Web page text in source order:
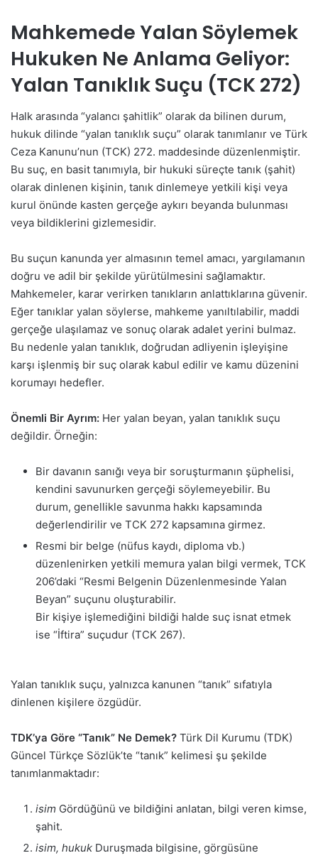
Mahkemede Yalan Söylemek
Hukuken Ne Anlama Geliyor:
Yalan Tanıklık Suçu (TCK 272)
Halk arasında “yalancı şahitlik” olarak da bilinen durum,
hukuk dilinde “yalan tanıklık suçu” olarak tanımlanır ve Türk
Ceza Kanunu’nun (TCK) 272. maddesinde düzenlenmiştir.
Bu suç, en basit tanımıyla, bir hukuki süreçte tanık (şahit)
olarak dinlenen kişinin, tanık dinlemeye yetkili kişi veya
kurul önünde kasten gerçeğe aykırı beyanda bulunması
veya bildiklerini gizlemesidir.
Bu suçun kanunda yer almasının temel amacı, yargılamanın
doğru ve adil bir şekilde yürütülmesini sağlamaktır.
Mahkemeler, karar verirken tanıkların anlattıklarına güvenir.
Eğer tanıklar yalan söylerse, mahkeme yanıltılabilir, maddi
gerçeğe ulaşılamaz ve sonuç olarak adalet yerini bulmaz.
Bu nedenle yalan tanıklık, doğrudan adliyenin işleyişine
karşı işlenmiş bir suç olarak kabul edilir ve kamu düzenini
korumayı hedefler.
Önemli Bir Ayrım: Her yalan beyan, yalan tanıklık suçu
değildir. Örneğin:
Bir davanın sanığı veya bir soruşturmanın şüphelisi,
kendini savunurken gerçeği söylemeyebilir. Bu
durum, genellikle savunma hakkı kapsamında
değerlendirilir ve TCK 272 kapsamına girmez.
Resmi bir belge (nüfus kaydı, diploma vb.)
düzenlenirken yetkili memura yalan bilgi vermek, TCK
206’daki “Resmi Belgenin Düzenlenmesinde Yalan
Beyan” suçunu oluşturabilir.
Bir kişiye işlemediğini bildiği halde suç isnat etmek
ise “İftira” suçudur (TCK 267).
Yalan tanıklık suçu, yalnızca kanunen “tanık” sıfatıyla
dinlenen kişilere özgüdür.
TDK’ya Göre “Tanık” Ne Demek? Türk Dil Kurumu (TDK)
Güncel Türkçe Sözlük’te “tanık” kelimesi şu şekilde
tanımlanmaktadır:
isim Gördüğünü ve bildiğini anlatan, bilgi veren kimse,
şahit.
isim, hukuk Duruşmada bilgisine, görgüsüne